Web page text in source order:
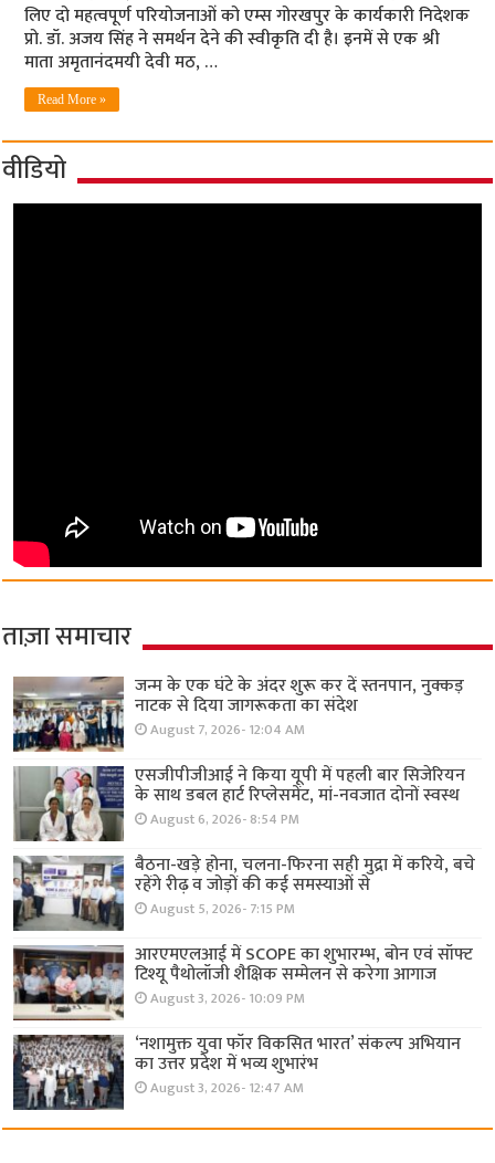
लिए दो महत्वपूर्ण परियोजनाओं को एम्स गोरखपुर के कार्यकारी निदेशक
प्रो. डॉ. अजय सिंह ने समर्थन देने की स्वीकृति दी है। इनमें से एक श्री
माता अमृतानंदमयी देवी मठ, …
Read More »
वीडियो
ताज़ा समाचार
जन्म के एक घंटे के अंदर शुरू कर दें स्तनपान, नुक्कड़
नाटक से दिया जागरूकता का संदेश
August 7, 2026- 12:04 AM
एसजीपीजीआई ने किया यूपी में पहली बार सिजेरियन
के साथ डबल हार्ट रिप्लेसमेंट, मां-नवजात दोनों स्वस्थ
August 6, 2026- 8:54 PM
बैठना-खड़े होना, चलना-फिरना सही मुद्रा में करिये, बचे
रहेंगे रीढ़ व जोड़ों की कई समस्याओं से
August 5, 2026- 7:15 PM
आरएमएलआई में SCOPE का शुभारम्भ, बोन एवं सॉफ्ट
टिश्यू पैथोलॉजी शैक्षिक सम्मेलन से करेगा आगाज
August 3, 2026- 10:09 PM
‘नशामुक्त युवा फॉर विकसित भारत’ संकल्प अभियान
का उत्तर प्रदेश में भव्य शुभारंभ
August 3, 2026- 12:47 AM